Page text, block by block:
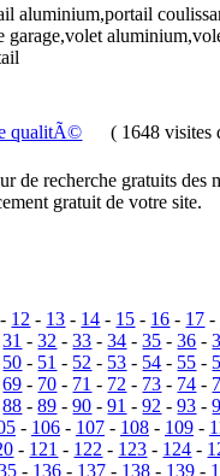
aluminium,portail
garage,volet
qualitÃ© ( 1648 visites
de recherche gratuits des
gratuit de votre site.
- 12 - 13 - 14 - 15 - 16 - 17 -
31 -32 -33 -34 -35 -36 -
50 - 51 - 52 - 53 - 54 - 55 -
69 - 70 - 71 - 72 - 73 - 74 -
88 -89 -90 -91 -92 -93 -
- 106 - 107 - 108 - 109 -
- 121 - 122 - 123 - 124 -
- 136 - 137 - 138 - 139 -